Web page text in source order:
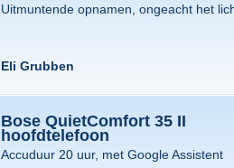
Uitmuntende opnamen, ongeacht het
Eli Grubben
Bose QuietComfort 35 II
hoofdtelefoon
Accuduur 20 uur, met Google Assistent